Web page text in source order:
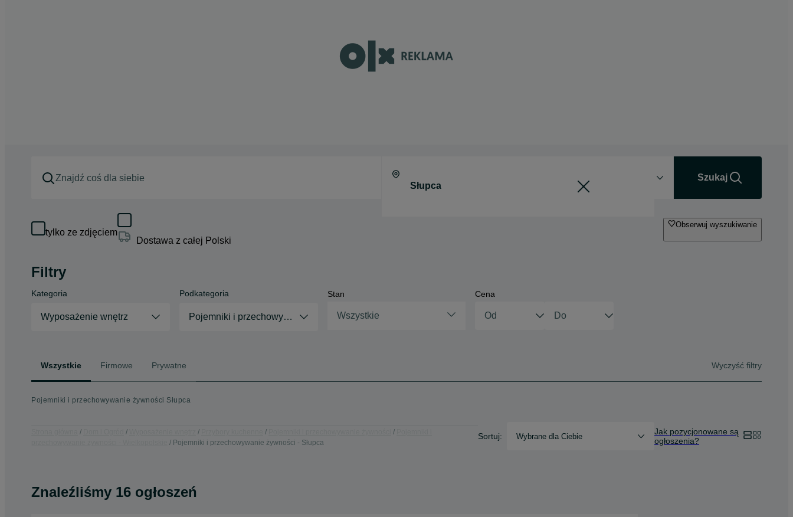
Szukaj
tylko ze zdjęciem
Dostawa z całej Polski
Obserwuj wyszukiwanie
Filtry
Kategoria
Wyposażenie wnętrz
Podkategoria
Pojemniki i przechowywanie żywności
Stan
Wszystkie
Cena
Wszystkie Firmowe Prywatne Wyczyść filtry
Pojemniki i przechowywanie żywności Słupca
Pojemniki i przechowywanie żywności - Słupca
Sortuj: Wybrane dla Ciebie
Jak pozycjonowane są
ogłoszenia?
Znaleźliśmy 16 ogłoszeń